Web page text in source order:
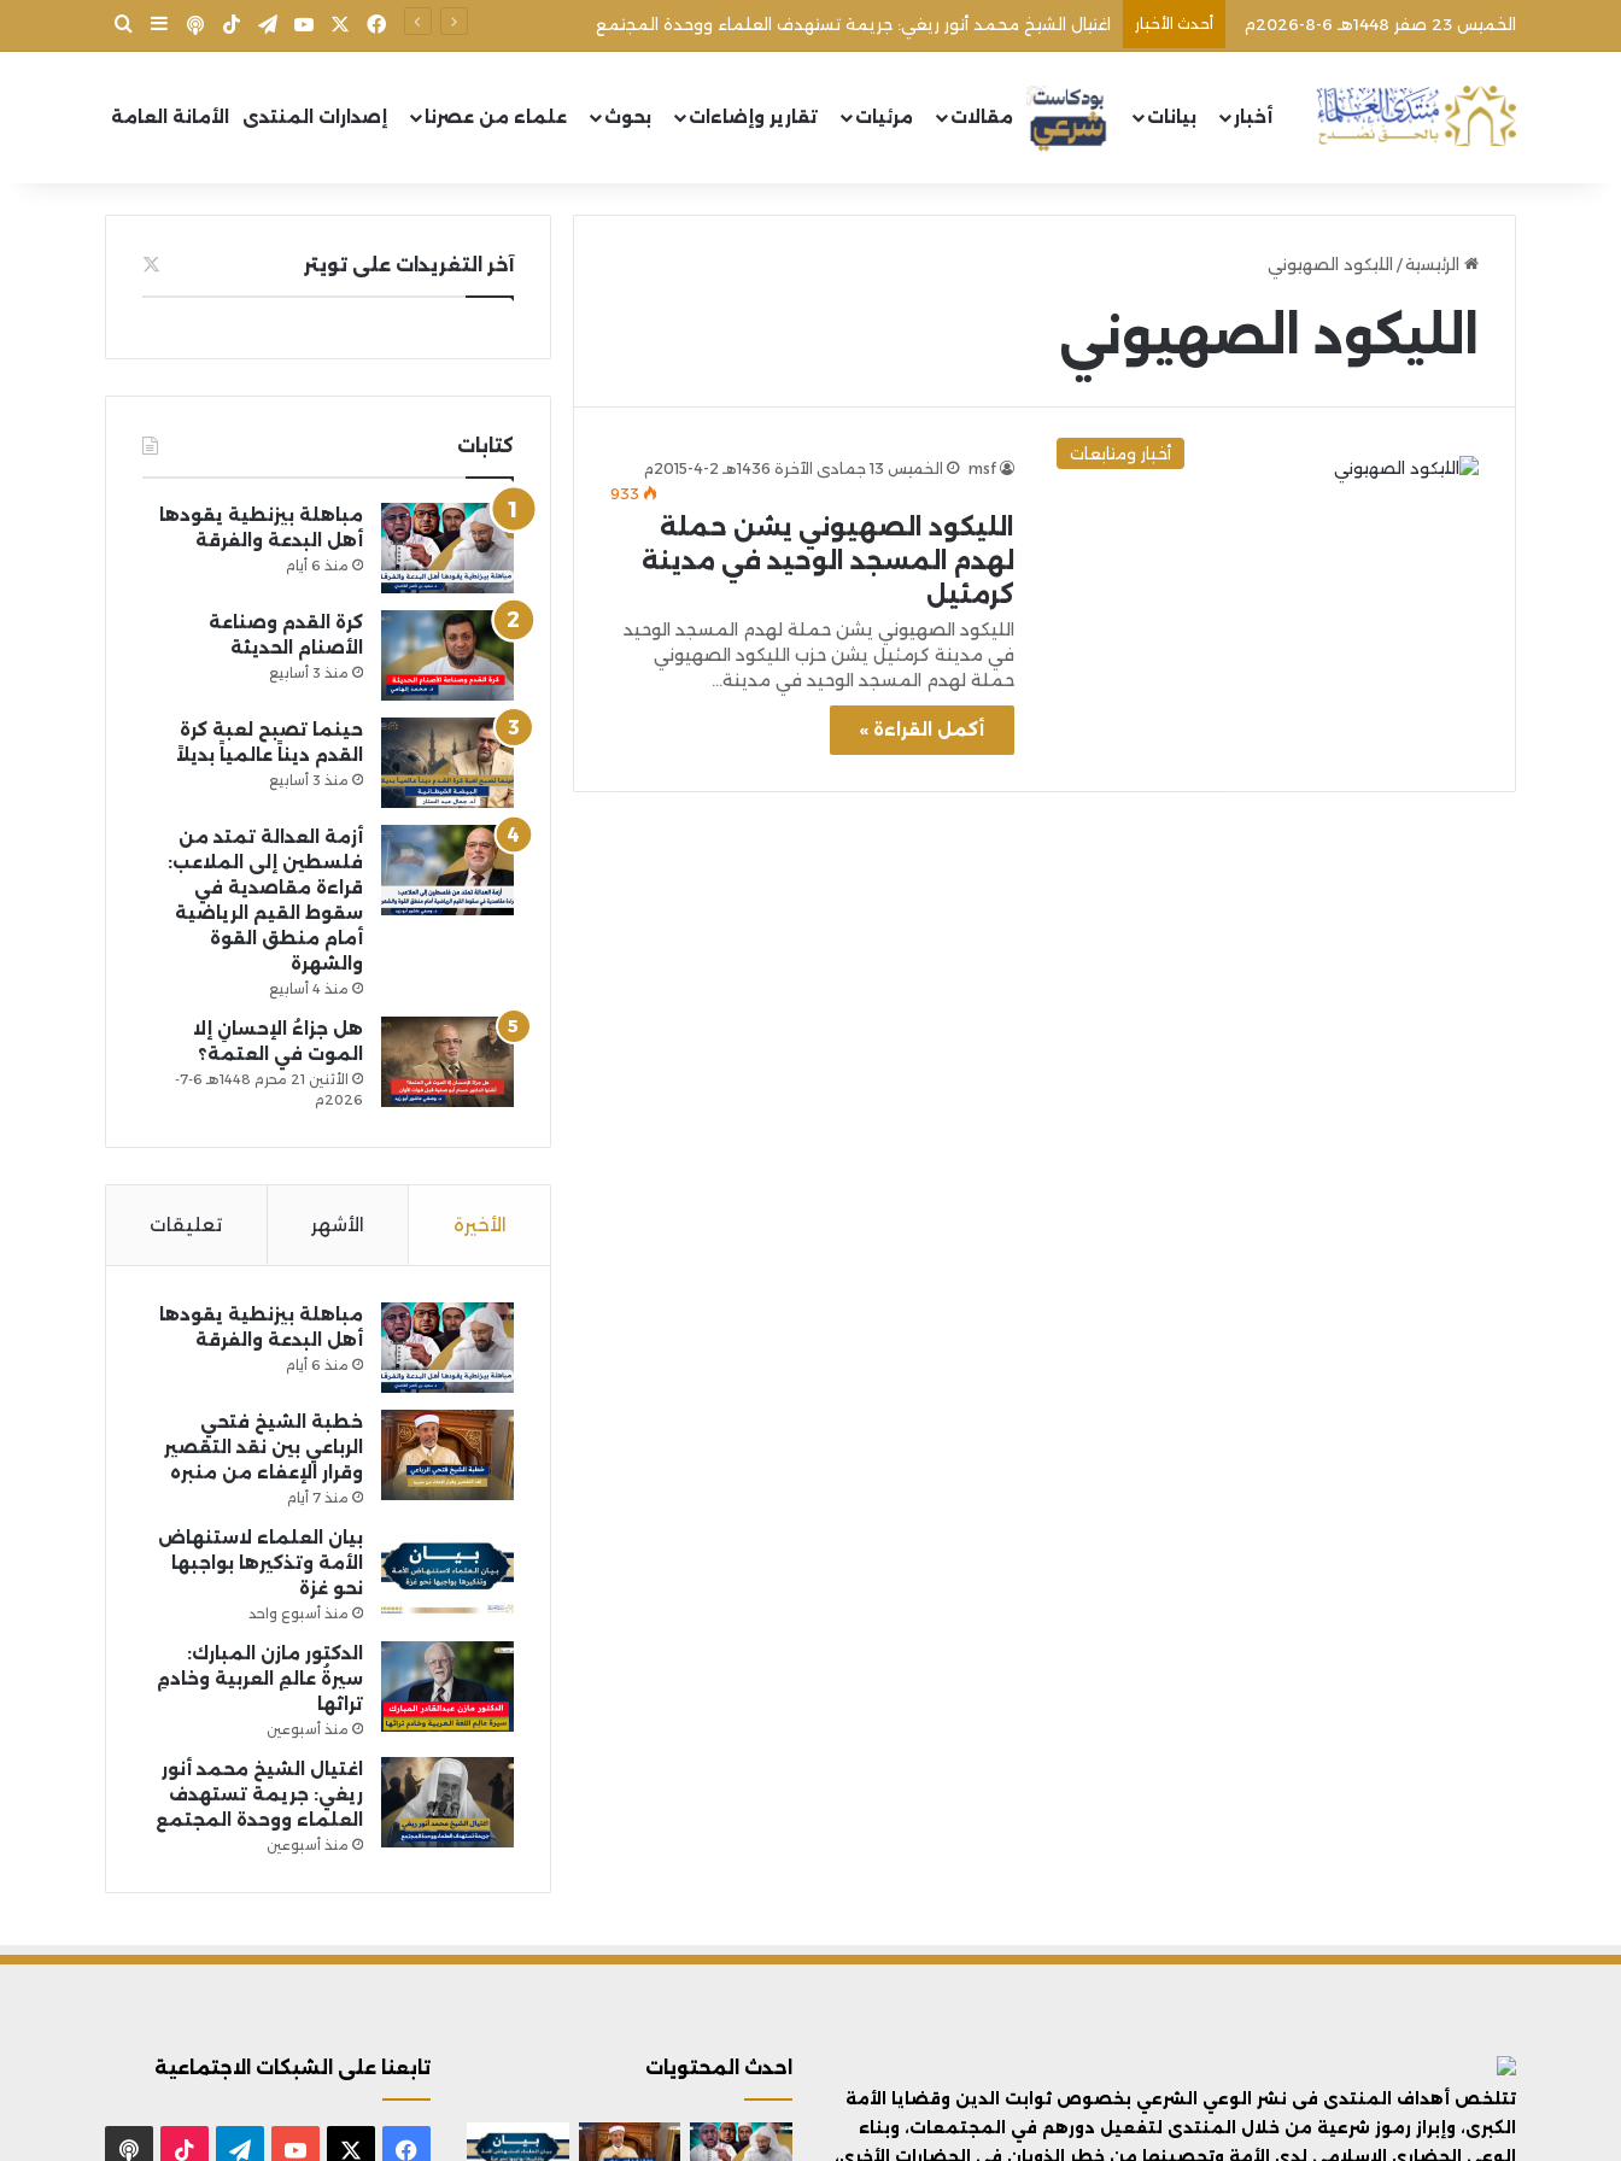
الخميس 23 صفر 1448هـ 6-8-2026م أحدث الأخبار اغتيال الشيخ محمد أنور ريغي: جريمة تستهدف العلماء ووحدة المجتمع فيسبوك يوتيوبتيلقرام‫TikTokبودكاستإضافة عمود
أخبار بيانات مقالات مرئيات تقارير وإضاءات بحوث علماء من عصرنا إصدارات المنتدى الأمانة العامة
الرئيسية/ الليكود الصهيوني
الليكود الصهيوني
أخبار ومتابعات
msf
الخميس 13 جمادى الآخرة 1436هـ 2-4-2015م
933
الليكود الصهيوني يشن حملة
لهدم المسجد الوحيد في مدينة
كرمئيل
الليكود الصهيوني يشن حملة لهدم المسجد الوحيد
في مدينة كرمئيل يشن حزب الليكود الصهيوني
حملة لهدم المسجد الوحيد في مدينة…
أكمل القراءة »
آخر التغريدات على تويتر
كتابات
مباهلة بيزنطية يقودها
أهل البدعة والفرقة
منذ 6 أيام
كرة القدم وصناعة
الأصنام الحديثة
منذ 3 أسابيع
حينما تصبح لعبة كرة
القدم ديناً عالمياً بديلاً
منذ 3 أسابيع
أزمة العدالة تمتد من
فلسطين إلى الملاعب:
قراءة مقاصدية في
سقوط القيم الرياضية
أمام منطق القوة
والشهرة
منذ 4 أسابيع
هل جزاءُ الإحسانِ إلا
الموت في العتمة؟
الأثنين 21 محرم 1448هـ 6-7-
2026م
الأخيرة الأشهر تعليقات
مباهلة بيزنطية يقودها
أهل البدعة والفرقة
منذ 6 أيام
خطبة الشيخ فتحي
الرباعي بين نقد التقصير
وقرار الإعفاء من منبره
منذ 7 أيام
بيان العلماء لاستنهاض
الأمة وتذكيرها بواجبها
نحو غزة
منذ أسبوع واحد
الدكتور مازن المبارك:
سيرةُ عالمِ العربية وخادمِ
تراثها
منذ أسبوعين
اغتيال الشيخ محمد أنور
ريغي: جريمة تستهدف
العلماء ووحدة المجتمع
منذ أسبوعين
تتلخص أهداف المنتدى فى نشر الوعي الشرعي بخصوص ثوابت الدين وقضايا الأمة
الكبرى، وإبراز رموز شرعية من خلال المنتدى لتفعيل دورهم في المجتمعات، وبناء
الوعي الحضاري الإسلامي لدى الأمة وتحصينها من خطر الذوبان في الحضارات الأخرى،
احدث المحتويات تابعنا على الشبكات الاجتماعية
فيسبوك يوتيوب تيلقرام ‫TikTok